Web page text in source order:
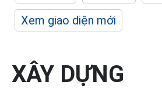
Xem giao diện mới
XÂY DỰNG